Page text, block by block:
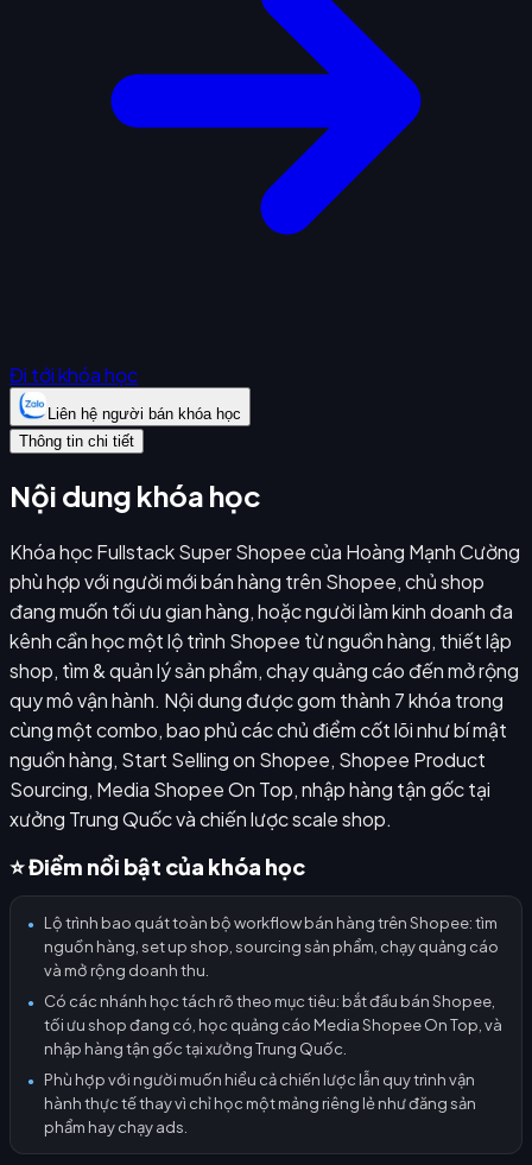
Đi tới khóa học
Liên hệ người bán khóa học
Thông tin chi tiết
Nội dung khóa học
Khóa học Fullstack Super Shopee của Hoàng Mạnh Cường
phù hợp với người mới bán hàng trên Shopee, chủ shop
đang muốn tối ưu gian hàng, hoặc người làm kinh doanh đa
kênh cần học một lộ trình Shopee từ nguồn hàng, thiết lập
shop, tìm & quản lý sản phẩm, chạy quảng cáo đến mở rộng
quy mô vận hành. Nội dung được gom thành 7 khóa trong
cùng một combo, bao phủ các chủ điểm cốt lõi như bí mật
nguồn hàng, Start Selling on Shopee, Shopee Product
Sourcing, Media Shopee On Top, nhập hàng tận gốc tại
xưởng Trung Quốc và chiến lược scale shop.
⭐ Điểm nổi bật của khóa học
●
Lộ trình bao quát toàn bộ workflow bán hàng trên Shopee: tìm
nguồn hàng, set up shop, sourcing sản phẩm, chạy quảng cáo
và mở rộng doanh thu.
●
Có các nhánh học tách rõ theo mục tiêu: bắt đầu bán Shopee,
tối ưu shop đang có, học quảng cáo Media Shopee On Top, và
nhập hàng tận gốc tại xưởng Trung Quốc.
●
Phù hợp với người muốn hiểu cả chiến lược lẫn quy trình vận
hành thực tế thay vì chỉ học một mảng riêng lẻ như đăng sản
phẩm hay chạy ads.